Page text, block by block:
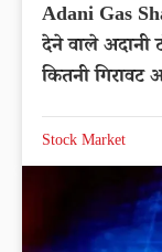
Adani Gas
देने वाले अदानी
कितनी गिरावट
Stock Market